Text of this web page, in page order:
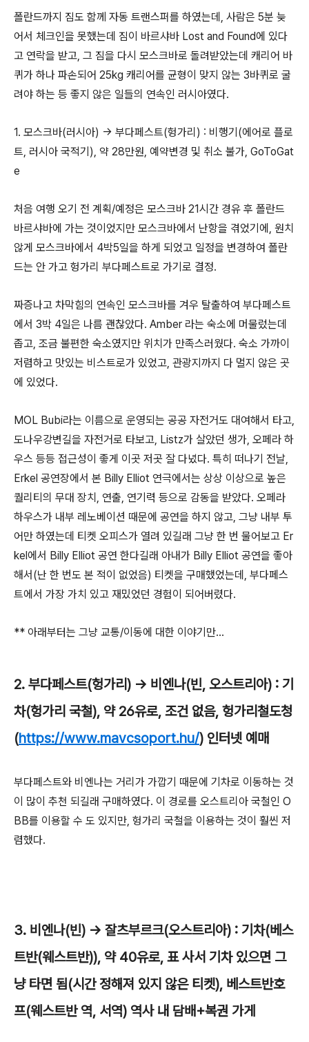
폴란드까지 짐도 함께 자동 트랜스퍼를 하였는데, 사람은 5분 늦
어서 체크인을 못했는데 짐이 바르샤바 Lost and Found에 있다
고 연락을 받고, 그 짐을 다시 모스크바로 돌려받았는데 캐리어 바
퀴가 하나 파손되어 25kg 캐리어를 균형이 맞지 않는 3바퀴로 굴
려야 하는 등 좋지 않은 일들의 연속인 러시아였다.
1. 모스크바(러시아) -> 부다페스트(헝가리) : 비행기(에어로 플로
트, 러시아 국적기), 약 28만원, 예약변경 및 취소 불가, GoToGat
e
처음 여행 오기 전 계획/예정은 모스크바 21시간 경유 후 폴란드
바르샤바에 가는 것이었지만 모스크바에서 난항을 겪었기에, 원치
않게 모스크바에서 4박5일을 하게 되었고 일정을 변경하여 폴란
드는 안 가고 헝가리 부다페스트로 가기로 결정.
짜증나고 차막힘의 연속인 모스크바를 겨우 탈출하여 부다페스트
에서 3박 4일은 나름 괜찮았다. Amber 라는 숙소에 머물렀는데
좁고, 조금 불편한 숙소였지만 위치가 만족스러웠다. 숙소 가까이
저렴하고 맛있는 비스트로가 있었고, 관광지까지 다 멀지 않은 곳
에 있었다.
MOL Bubi라는 이름으로 운영되는 공공 자전거도 대여해서 타고,
도나우강변길을 자전거로 타보고, Listz가 살았던 생가, 오페라 하
우스 등등 접근성이 좋게 이곳 저곳 잘 다녔다. 특히 떠나기 전날,
Erkel 공연장에서 본 Billy Elliot 연극에서는 상상 이상으로 높은
퀄리티의 무대 장치, 연출, 연기력 등으로 감동을 받았다. 오페라
하우스가 내부 레노베이션 때문에 공연을 하지 않고, 그냥 내부 투
어만 하였는데 티켓 오피스가 열려 있길래 그냥 한 번 물어보고 Er
kel에서 Billy Elliot 공연 한다길래 아내가 Billy Elliot 공연을 좋아
해서(난 한 번도 본 적이 없었음) 티켓을 구매했었는데, 부다페스
트에서 가장 가치 있고 재밌었던 경험이 되어버렸다.
** 아래부터는 그냥 교통/이동에 대한 이야기만...
2. 부다페스트(헝가리) -> 비엔나(빈, 오스트리아) : 기
차(헝가리 국철), 약 26유로, 조건 없음, 헝가리철도청
(https://www.mavcsoport.hu/) 인터넷 예매
부다페스트와 비엔나는 거리가 가깝기 때문에 기차로 이동하는 것
이 많이 추천 되길래 구매하였다. 이 경로를 오스트리아 국철인 O
BB를 이용할 수 도 있지만, 헝가리 국철을 이용하는 것이 훨씬 저
렴했다.
3. 비엔나(빈) -> 잘츠부르크(오스트리아) : 기차(베스
트반(웨스트반)), 약 40유로, 표 사서 기차 있으면 그
냥 타면 됨(시간 정해져 있지 않은 티켓), 베스트반호
프(웨스트반 역, 서역) 역사 내 담배+복권 가게